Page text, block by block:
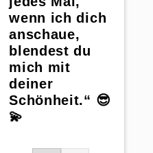
wenn ich dich
anschaue,
blendest du
mich mit
deiner
Schönheit.“ 😎
💫